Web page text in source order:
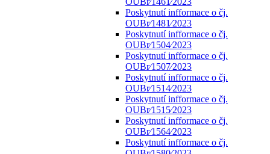
Poskytnutí infformace o čj.
OUBr⁄1481⁄2023
Poskytnutí infformace o čj.
OUBr⁄1504⁄2023
Poskytnutí infformace o čj.
OUBr⁄1507⁄2023
Poskytnutí infformace o čj.
OUBr⁄1514⁄2023
Poskytnutí infformace o čj.
OUBr⁄1515⁄2023
Poskytnutí infformace o čj.
OUBr⁄1564⁄2023
Poskytnutí infformace o čj.